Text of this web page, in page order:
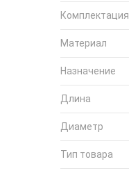
Комплектация
Материал
Назначение
Длина
Диаметр
Тип товара